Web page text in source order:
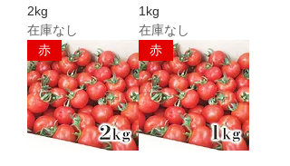
2kg
在庫なし
1kg
在庫なし
赤
赤